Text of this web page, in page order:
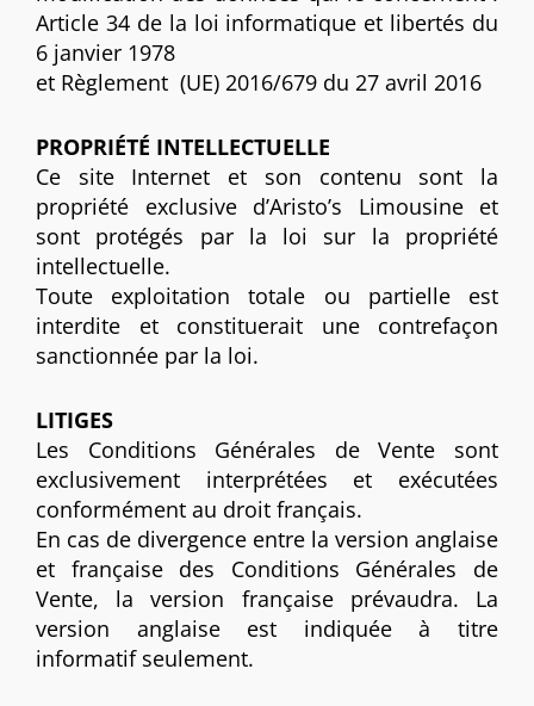
Article 34 de la loi informatique et libertés du
6 janvier 1978
et Règlement (UE) 2016/679 du 27 avril 2016
PROPRIÉTÉ INTELLECTUELLE
Ce site Internet et son contenu sont la
propriété exclusive d’Aristo’s Limousine et
sont protégés par la loi sur la propriété
intellectuelle.
Toute exploitation totale ou partielle est
interdite et constituerait une contrefaçon
sanctionnée par la loi.
LITIGES
Les Conditions Générales de Vente sont
exclusivement interprétées et exécutées
conformément au droit français.
En cas de divergence entre la version anglaise
et française des Conditions Générales de
Vente, la version française prévaudra. La
version anglaise est indiquée à titre
informatif seulement.